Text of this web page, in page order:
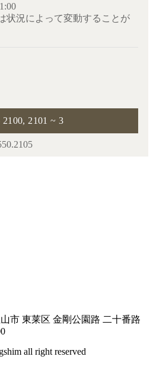
状況によって変動することが
2100, 2101 ~ 3
市 東莱区 金剛公園路 二十番路
all right reserved